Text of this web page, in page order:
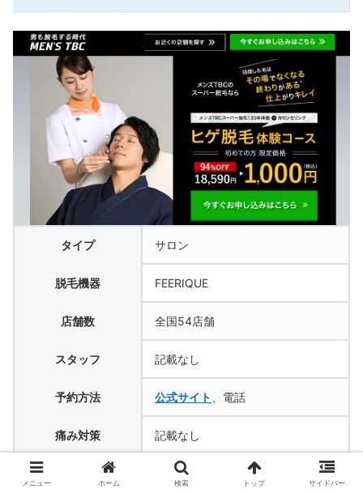
タイプ サロン
脱毛機器 FEERIQUE
店舗数 全国54店舗
スタッフ 記載なし
予約方法 公式サイト 、電話
痛み対策 記載なし
支払方法
現金、クレジットカード（Visa/Ma
メニュー ホーム 検索 トップ サイドバー